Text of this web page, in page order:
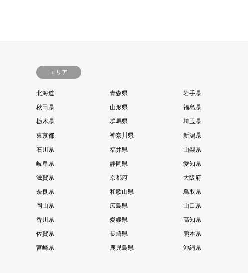
エリア
北海道 青森県 岩手県
秋田県
山形県 福島県
栃木県
群馬県 埼玉県
東京都
神奈川県 新潟県
石川県
福井県 山梨県
岐阜県
静岡県 愛知県
滋賀県
京都府 大阪府
奈良県
和歌山県 鳥取県
岡山県
広島県 山口県
香川県
愛媛県 高知県
佐賀県
長崎県 熊本県
宮崎県
鹿児島県 沖縄県